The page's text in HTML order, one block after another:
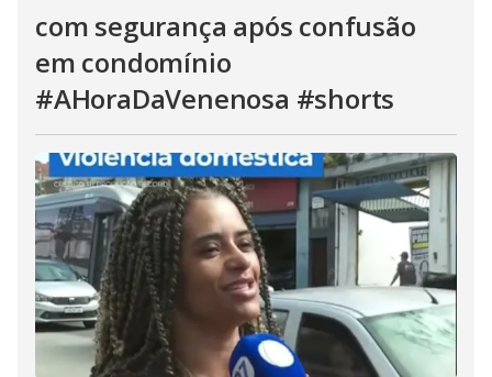
com segurança após confusão
em condomínio
#AHoraDaVenenosa #shorts